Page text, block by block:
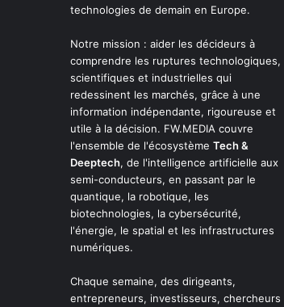
technologies de demain en Europe.
Notre mission : aider les décideurs à
comprendre les ruptures technologiques,
scientifiques et industrielles qui
redessinent les marchés, grâce à une
information indépendante, rigoureuse et
utile à la décision. FW.MEDIA couvre
l'ensemble de l'écosystème Tech &
Deeptech, de l'intelligence artificielle aux
semi-conducteurs, en passant par le
quantique, la robotique, les
biotechnologies, la cybersécurité,
l'énergie, le spatial et les infrastructures
numériques.
Chaque semaine, des dirigeants,
entrepreneurs, investisseurs, chercheurs